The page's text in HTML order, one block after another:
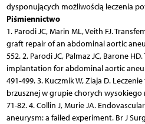
dysponujących możliwością leczenia
Piśmiennictwo
1. Parodi JC, Marin ML, Veith FJ.
graft repair of an abdominal aortic
552. 2. Parodi JC, Palmaz JC, Barone
implantation for abdominal aortic
491-499. 3. Kuczmik W, Ziaja D.
brzusznej w grupie chorych wysokiego
71-82. 4. Collin J, Murie JA.
aneurysm: a failed experiment. Br J